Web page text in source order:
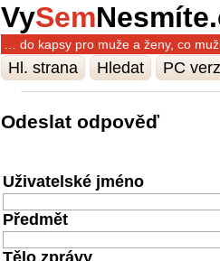
VySem
… do kapsy pro muže a ženy, co
Hl. strana Hledat PC
Odeslat odpověď
Uživatelské jméno
Předmět